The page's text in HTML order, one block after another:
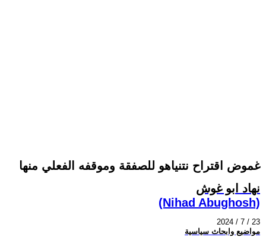
غموض اقتراح نتنياهو للصفقة وموقفه الفعلي منها
نهاد ابو غوش
(Nihad Abughosh)
2024 / 7 / 23
مواضيع وابحاث سياسية